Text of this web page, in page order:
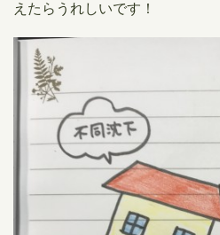
えたらうれしいです！